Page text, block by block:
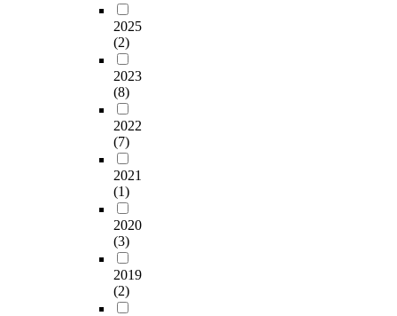
2025
(2)
2023
(8)
2022
(7)
2021
(1)
2020
(3)
2019
(2)